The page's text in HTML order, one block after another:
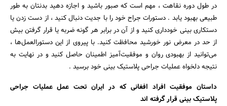
در طول دوره نقاهت ، مهم است که صبور باشید و اجازه دهید بدنتان به طور
طبیعی بهبود یابد . دستورات جراح خود را با جدیت دنبال کنید ، از دست زدن یا
دستکاری بینی خودداری کنید و از آن در برابر هر گونه ضربه یا قرار گرفتن بیش
از حد در معرض نور خورشید محافظت کنید. با پیروی از این دستورالعمل‌ها ،
می‌توانید از بهبودی روان و موفقیت‌آمیز اطمینان حاصل کنید و در نهایت به
نتیجه دلخواه عملیات جراحی پلاستیک بینی خود برسید .
داستان موفقیت افراد افغانی که در ایران تحت عمل عملیات جراحی
پلاستیک بینی قرار گرفته اند